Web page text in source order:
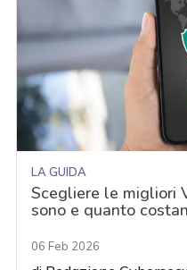
LA GUIDA
Scegliere le migliori
sono e quanto
06 Feb 2026